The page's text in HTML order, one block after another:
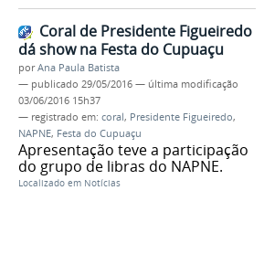
Coral de Presidente Figueiredo
dá show na Festa do Cupuaçu
porAna Paula Batista
— publicado 29/05/2016 — última modificação
03/06/2016 15h37
— registrado em: coral, Presidente Figueiredo,
NAPNE, Festa do Cupuaçu
Apresentação teve a participação
do grupo de libras do NAPNE.
Localizado em Notícias